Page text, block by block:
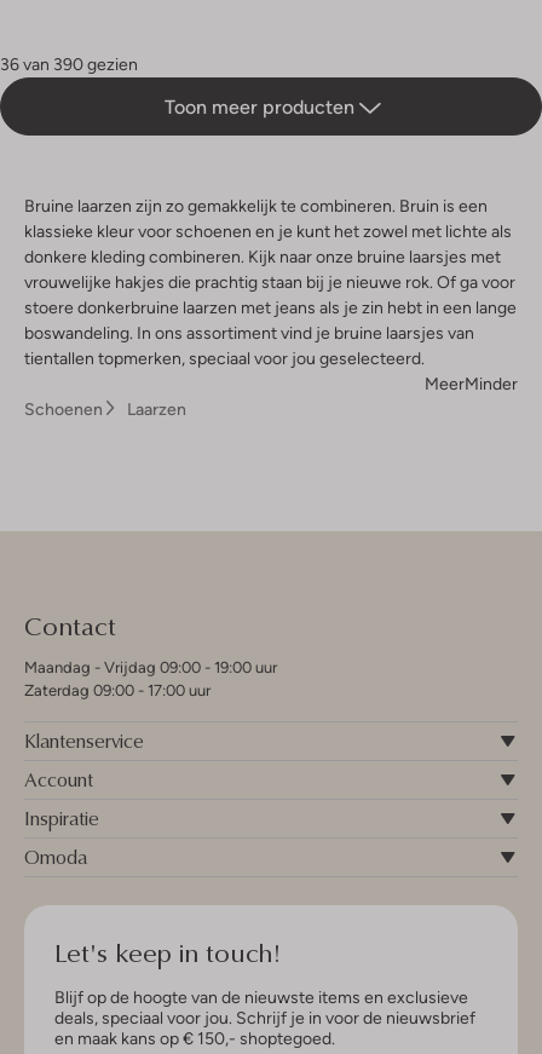
36 van 390 gezien
Toon meer producten
Bruine laarzen zijn zo gemakkelijk te combineren. Bruin is een
klassieke kleur voor schoenen en je kunt het zowel met lichte als
donkere kleding combineren. Kijk naar onze bruine laarsjes met
vrouwelijke hakjes die prachtig staan bij je nieuwe rok. Of ga voor
stoere donkerbruine laarzen met jeans als je zin hebt in een lange
boswandeling. In ons assortiment vind je bruine laarsjes van
tientallen topmerken, speciaal voor jou geselecteerd.
MeerMinder
Schoenen
Laarzen
Contact
Maandag - Vrijdag 09:00 - 19:00 uur
Zaterdag 09:00 - 17:00 uur
Klantenservice
Account
Inspiratie
Omoda
Let's keep in touch!
Blijf op de hoogte van de nieuwste items en exclusieve
deals, speciaal voor jou. Schrijf je in voor de nieuwsbrief
en maak kans op € 150,- shoptegoed.